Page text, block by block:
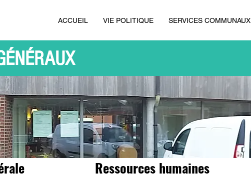
ACCUEIL VIE POLITIQUE SERVICES COMMUNAUX
Ressources humaines